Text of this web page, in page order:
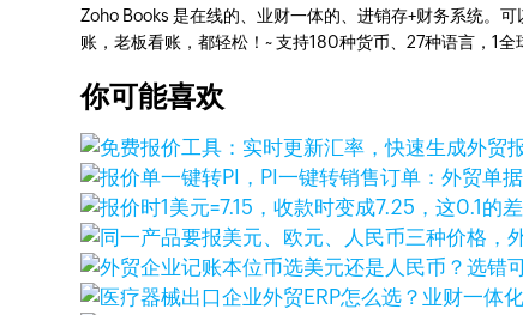
Zoho Books 是在线的、业财一体的、进销存+财务系统。
账，老板看账，都轻松！~ 支持180种货币、27种语言，1
你可能喜欢